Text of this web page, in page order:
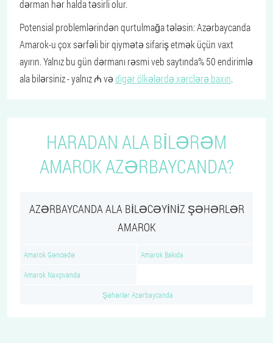
dərman hər halda təsirli olur.
Potensial problemlərindən qurtulmağa tələsin: Azərbaycanda
Amarok-u çox sərfəli bir qiymətə sifariş etmək üçün vaxt
ayırın. Yalnız bu gün dərmanı rəsmi veb saytında% 50 endirimlə
ala bilərsiniz - yalnız ₼ vədigər ölkələrdə xərclərə baxın.
HARADAN ALA BILƏRƏM
AMAROK AZƏRBAYCANDA?
AZƏRBAYCANDA ALA BILƏCƏYINIZ ŞƏHƏRLƏR
AMAROK
Amarok Gəncədə Amarok Bakıda
Amarok Naxçıvanda
Şəhərlər Azərbaycanda